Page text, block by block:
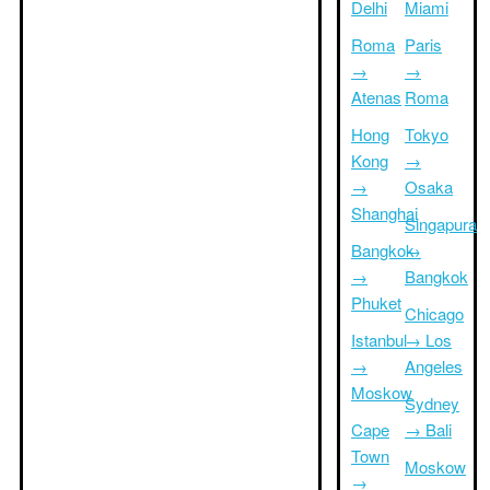
Delhi
Roma
→
Atenas
Hong
Kong
→
Shanghai
Bangkok
→
Phuket
Istanbul
→
Moskow
Cape
Town
→
Miami
Paris
→
Roma
Tokyo
→
Osaka
Singapura
→
Bangkok
Chicago
→ Los
Angeles
Sydney
→ Bali
Moskow